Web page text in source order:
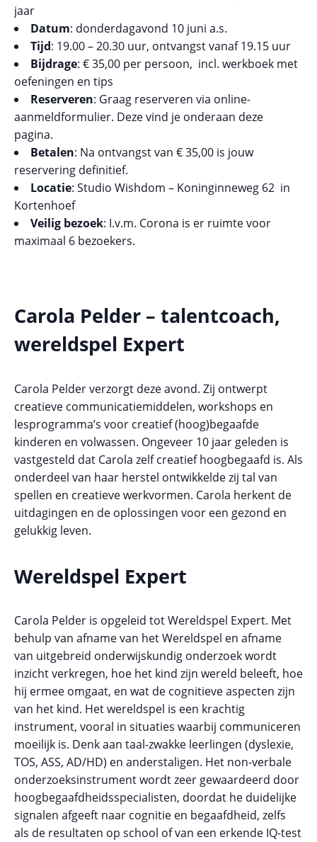
jaar
Datum: donderdagavond 10 juni a.s.
Tijd: 19.00 – 20.30 uur, ontvangst vanaf 19.15 uur
Bijdrage: € 35,00 per persoon, incl. werkboek met
oefeningen en tips
Reserveren: Graag reserveren via online-
aanmeldformulier. Deze vind je onderaan deze
pagina.
Betalen: Na ontvangst van € 35,00 is jouw
reservering definitief.
Locatie: Studio Wishdom – Koninginneweg 62 in
Kortenhoef
Veilig bezoek: I.v.m. Corona is er ruimte voor
maximaal 6 bezoekers.
Carola Pelder – talentcoach,
wereldspel Expert
Carola Pelder verzorgt deze avond. Zij ontwerpt
creatieve communicatiemiddelen, workshops en
lesprogramma’s voor creatief (hoog)begaafde
kinderen en volwassen. Ongeveer 10 jaar geleden is
vastgesteld dat Carola zelf creatief hoogbegaafd is. Als
onderdeel van haar herstel ontwikkelde zij tal van
spellen en creatieve werkvormen. Carola herkent de
uitdagingen en de oplossingen voor een gezond en
gelukkig leven.
Wereldspel Expert
Carola Pelder is opgeleid tot Wereldspel Expert. Met
behulp van afname van het Wereldspel en afname
van uitgebreid onderwijskundig onderzoek wordt
inzicht verkregen, hoe het kind zijn wereld beleeft, hoe
hij ermee omgaat, en wat de cognitieve aspecten zijn
van het kind. Het wereldspel is een krachtig
instrument, vooral in situaties waarbij communiceren
moeilijk is. Denk aan taal-zwakke leerlingen (dyslexie,
TOS, ASS, AD/HD) en anderstaligen. Het non-verbale
onderzoeksinstrument wordt zeer gewaardeerd door
hoogbegaafdheidsspecialisten, doordat he duidelijke
signalen afgeeft naar cognitie en begaafdheid, zelfs
als de resultaten op school of van een erkende IQ-test